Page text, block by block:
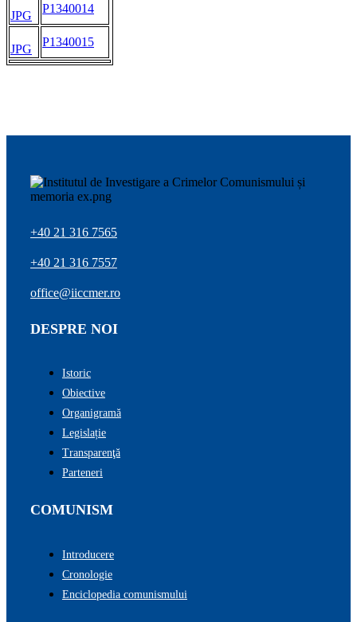
JPG
P1340014
JPG
P1340015
+40 21 316 7565
+40 21 316 7557
office@iiccmer.ro
DESPRE NOI
Istoric
Obiective
Organigramă
Legislație
Transparenţă
Parteneri
COMUNISM
Introducere
Cronologie
Enciclopedia comunismului